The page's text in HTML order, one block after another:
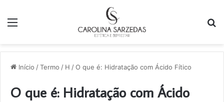
Início /Termo / H /O que é: Hidratação com Ácido Fítico
O que é: Hidratação com Ácido